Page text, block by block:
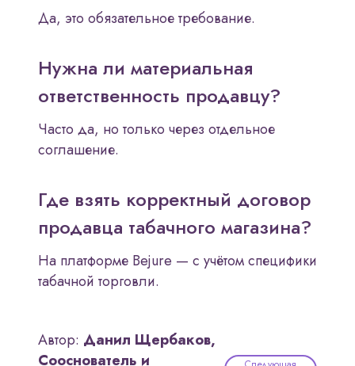
Да, это обязательное требование.
Нужна ли материальная
ответственность продавцу?
Часто да, но только через отдельное
соглашение.
Где взять корректный договор
продавца табачного магазина?
На платформе Bejure — с учётом специфики
табачной торговли.
Автор: Данил Щербаков,
Сооснователь и